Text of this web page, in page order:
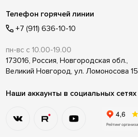
Телефон горячей линии
+7 (911) 636-10-10
пн-вс с 10.00-19.00
173016, Россия, Новгородская обл.,
Великий Новгород, ул. Ломоносова 15
Наши аккаунты в социальных сетях